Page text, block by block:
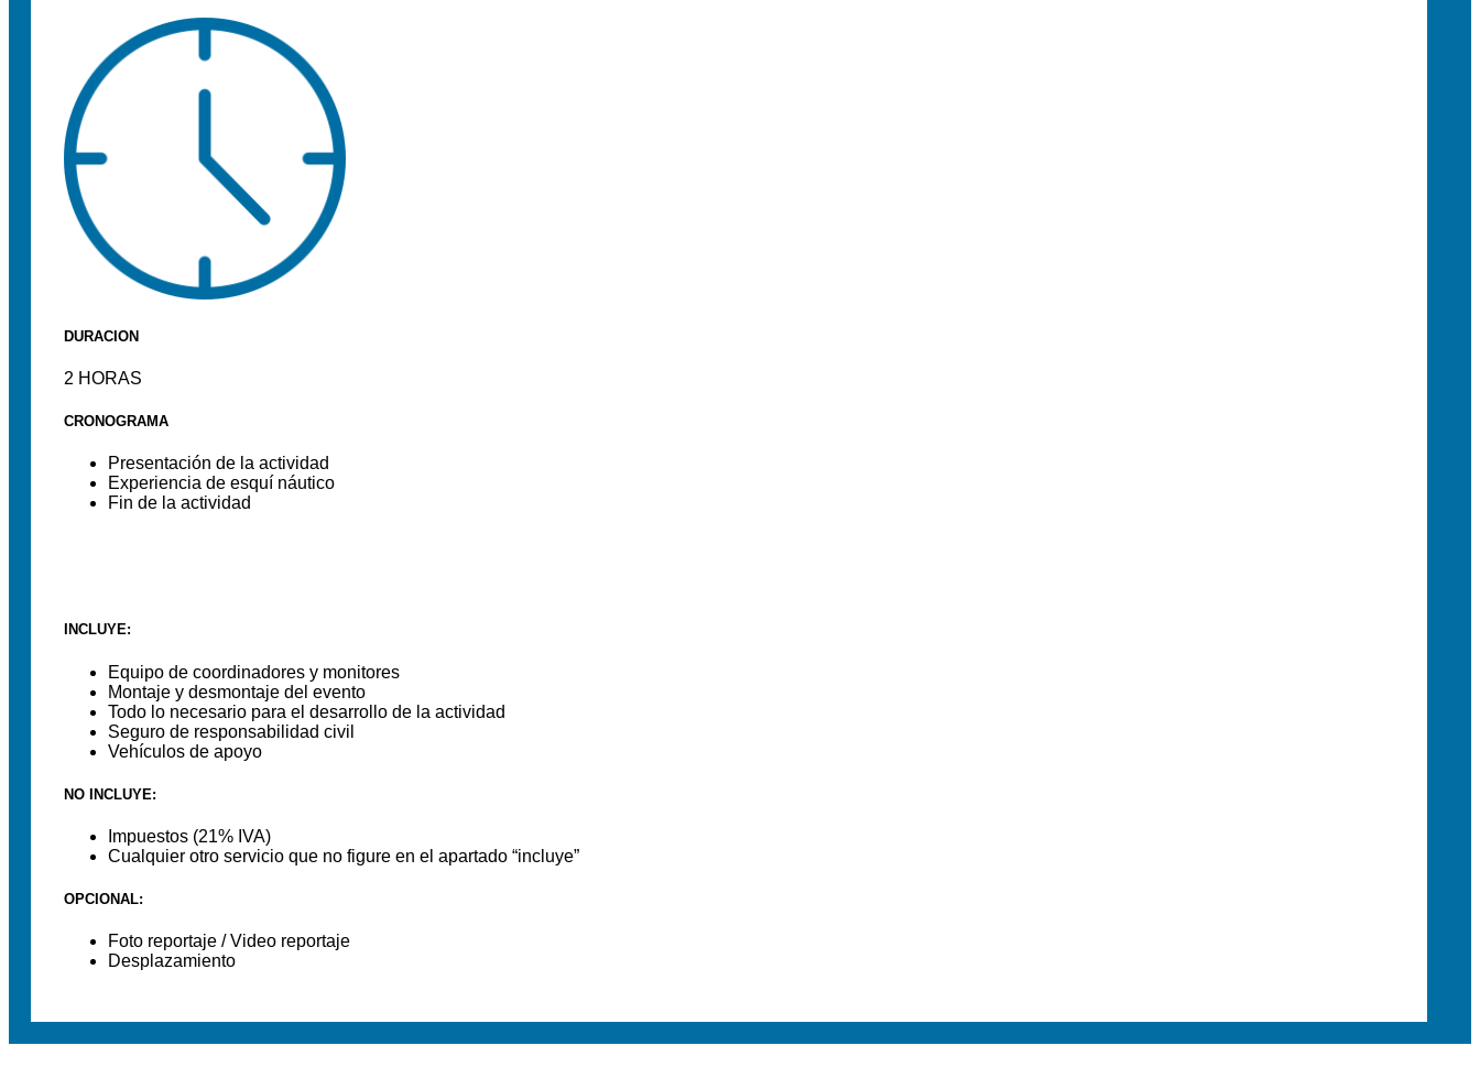
DURACION
2 HORAS
CRONOGRAMA
Presentación de la actividad
Experiencia de esquí náutico
Fin de la actividad
INCLUYE:
Equipo de coordinadores y monitores
Montaje y desmontaje del evento
Todo lo necesario para el desarrollo de la actividad
Seguro de responsabilidad civil
Vehículos de apoyo
NO INCLUYE:
Impuestos (21% IVA)
Cualquier otro servicio que no figure en el apartado “incluye”
OPCIONAL:
Foto reportaje / Video reportaje
Desplazamiento